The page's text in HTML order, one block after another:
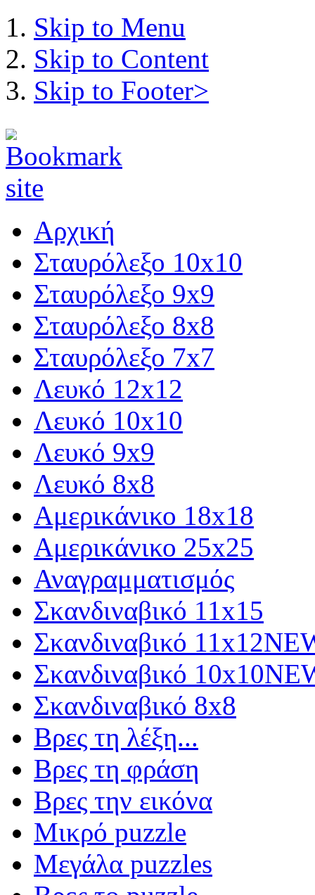
Skip to Menu
Skip to Content
Skip to Footer>
Αρχική
Σταυρόλεξο 10x10
Σταυρόλεξο 9x9
Σταυρόλεξο 8x8
Σταυρόλεξο 7x7
Λευκό 12x12
Λευκό 10x10
Λευκό 9x9
Λευκό 8x8
Αμερικάνικο 18x18
Αμερικάνικο 25x25
Αναγραμματισμός
Σκανδιναβικό 11x15
Σκανδιναβικό 11x12
Σκανδιναβικό 10x10
Σκανδιναβικό 8x8
Βρες τη λέξη...
Βρες τη φράση
Βρες την εικόνα
Μικρό puzzle
Μεγάλα puzzles